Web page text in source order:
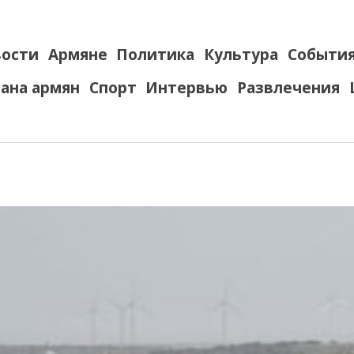
Армяне Политика Культура
армян Спорт Интервью Развлечения